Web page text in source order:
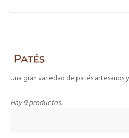
Una gran variedad de patés
Hay 9 productos.